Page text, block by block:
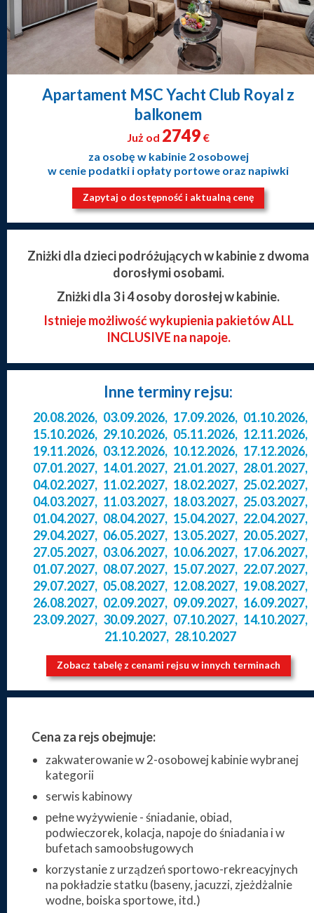
Apartament MSC Yacht Club Royal z
balkonem
Już od 2749 €
za osobę w kabinie 2 osobowej
w cenie podatki i opłaty portowe oraz napiwki
Zapytaj o dostępność i aktualną cenę
Zniżki dla dzieci podróżujących w kabinie z dwoma
dorosłymi osobami.
Zniżki dla 3 i 4 osoby dorosłej w kabinie.
Istnieje możliwość wykupienia pakietów ALL
INCLUSIVE na napoje.
Inne terminy rejsu:
20.08.2026, 03.09.2026, 17.09.2026, 01.10.2026,
15.10.2026, 29.10.2026, 05.11.2026, 12.11.2026,
19.11.2026, 03.12.2026, 10.12.2026, 17.12.2026,
07.01.2027, 14.01.2027, 21.01.2027, 28.01.2027,
04.02.2027, 11.02.2027, 18.02.2027, 25.02.2027,
04.03.2027, 11.03.2027, 18.03.2027, 25.03.2027,
01.04.2027, 08.04.2027, 15.04.2027, 22.04.2027,
29.04.2027, 06.05.2027, 13.05.2027, 20.05.2027,
27.05.2027, 03.06.2027, 10.06.2027, 17.06.2027,
01.07.2027, 08.07.2027, 15.07.2027, 22.07.2027,
29.07.2027, 05.08.2027, 12.08.2027, 19.08.2027,
26.08.2027, 02.09.2027, 09.09.2027, 16.09.2027,
23.09.2027, 30.09.2027, 07.10.2027, 14.10.2027,
21.10.2027, 28.10.2027
Zobacz tabelę z cenami rejsu w innych terminach
Cena za rejs obejmuje:
zakwaterowanie w 2-osobowej kabinie wybranej
kategorii
serwis kabinowy
pełne wyżywienie - śniadanie, obiad,
podwieczorek, kolacja, napoje do śniadania i w
bufetach samoobsługowych
korzystanie z urządzeń sportowo-rekreacyjnych
na pokładzie statku (baseny, jacuzzi, zjeżdżalnie
wodne, boiska sportowe, itd.)